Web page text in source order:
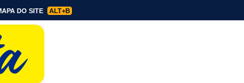
DO SITE ALT+B